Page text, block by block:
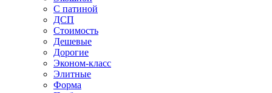
С патиной
ДСП
Стоимость
Дешевые
Дорогие
Эконом-класс
Элитные
Форма